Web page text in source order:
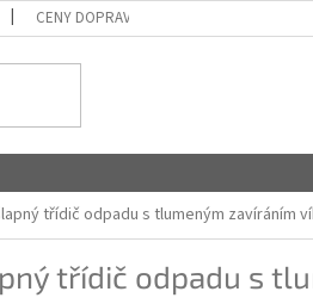
CENY DOPRAVY
třídič odpadu s tlumeným zavíráním
třídič odpadu s